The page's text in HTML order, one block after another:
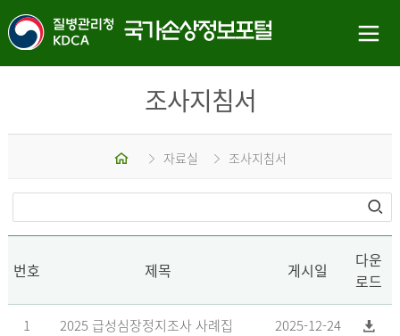
조사지침서
홈 자료실 조사지침서
번호 제목 게시일
다운
로드
1 2025 급성심장정지조사 사례집 2025-12-24